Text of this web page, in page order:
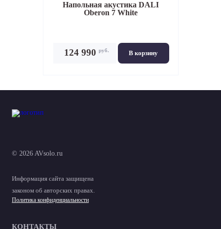
Напольная акустика DALI
Oberon 7 White
В корзину
124 990 руб.
© 2026 AVsolo.ru
Информация сайта защищена
законом об авторских правах.
Политика конфиденциальности
КОНТАКТЫ